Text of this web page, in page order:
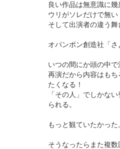
良い作品は無意識に
ウリがソレだけで無い
そして出演者の違う舞
オパンポン創造社「さ
いつの間にか頭の中で
再演だから内容はも
たくなる！
「その人」でしかな
られる。
もっと観ていたかっ
そうなったらまた複数